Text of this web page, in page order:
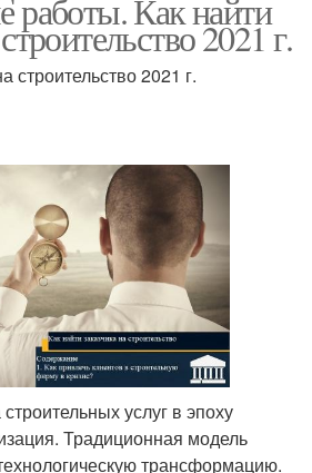
работы. Как найти
2021 г.
строительство 2021 г.
услуг в эпоху
Традиционная модель
трансформацию.